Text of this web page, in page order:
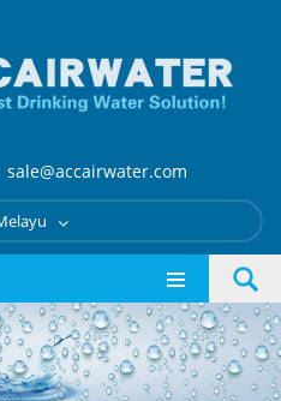
sale@accairwater.com